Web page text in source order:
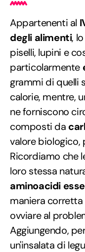
Appartenenti al
degli alimenti,
piselli, lupini e
particolarmente
grammi di quelli
calorie, mentre,
ne forniscono
composti da
valore biologico,
Ricordiamo che
loro stessa
aminoacidi
maniera corretta
ovviare al
Aggiungendo,
un'insalata di